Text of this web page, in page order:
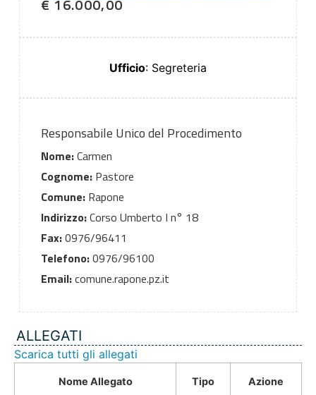
€ 16.000,00
Ufficio: Segreteria
Responsabile Unico del Procedimento
Nome:Carmen
Cognome:Pastore
Comune:Rapone
Indirizzo:Corso Umberto I n° 18
Fax:0976/96411
Telefono:0976/96100
Email:comune.rapone.pz.it
ALLEGATI
Scarica tutti gli allegati
Nome Allegato Tipo Azione